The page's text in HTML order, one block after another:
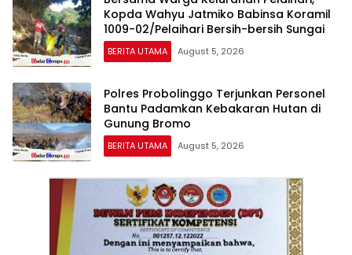
Kopda Wahyu Jatmiko Babinsa Koramil
1009-02/Pelaihari Bersih-bersih Sungai
BERITA UTAMA August 5, 2026
Polres Probolinggo Terjunkan Personel
Bantu Padamkan Kebakaran Hutan di
Gunung Bromo
BERITA UTAMA August 5, 2026